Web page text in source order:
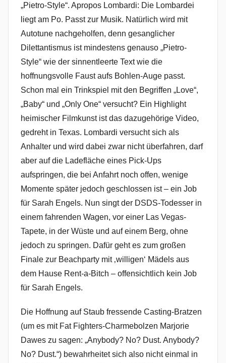
„Pietro-Style“. Apropos Lombardi: Die Lombardei
liegt am Po. Passt zur Musik. Natürlich wird mit
Autotune nachgeholfen, denn gesanglicher
Dilettantismus ist mindestens genauso „Pietro-
Style“ wie der sinnentleerte Text wie die
hoffnungsvolle Faust aufs Bohlen-Auge passt.
Schon mal ein Trinkspiel mit den Begriffen „Love“,
„Baby“ und „Only One“ versucht? Ein Highlight
heimischer Filmkunst ist das dazugehörige Video,
gedreht in Texas. Lombardi versucht sich als
Anhalter und wird dabei zwar nicht überfahren, darf
aber auf die Ladefläche eines Pick-Ups
aufspringen, die bei Anfahrt noch offen, wenige
Momente später jedoch geschlossen ist – ein Job
für Sarah Engels. Nun singt der DSDS-Todesser in
einem fahrenden Wagen, vor einer Las Vegas-
Tapete, in der Wüste und auf einem Berg, ohne
jedoch zu springen. Dafür geht es zum großen
Finale zur Beachparty mit ‚willigen‘ Mädels aus
dem Hause Rent-a-Bitch – offensichtlich kein Job
für Sarah Engels.
Die Hoffnung auf Staub fressende Casting-Bratzen
(um es mit Fat Fighters-Charmebolzen Marjorie
Dawes zu sagen: „Anybody? No? Dust. Anybody?
No? Dust.“) bewahrheitet sich also nicht einmal in